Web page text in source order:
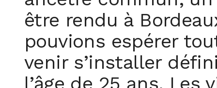
être rendu à
pouvions espérer
venir s’installer
l’âge de 25 ans.